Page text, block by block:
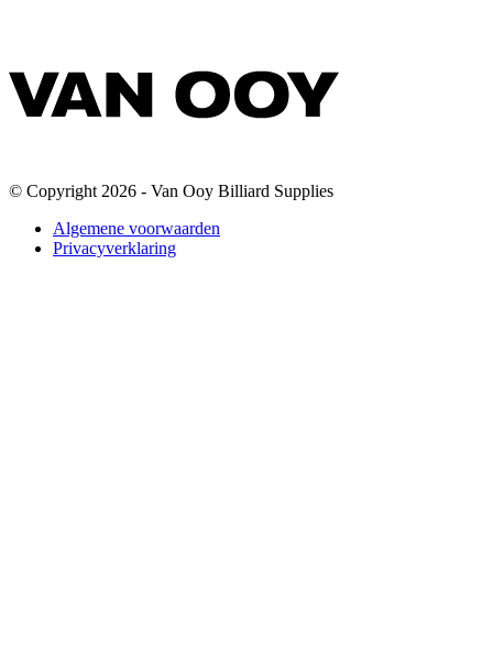
© Copyright 2026 - Van Ooy Billiard Supplies
Algemene voorwaarden
Privacyverklaring